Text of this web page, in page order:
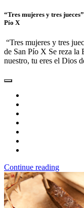
“Tres mujeres y tres
Pío X
“Tres mujeres y tres
de San Pío X Se reza la
nuestro, tu eres el Dios
Continue reading